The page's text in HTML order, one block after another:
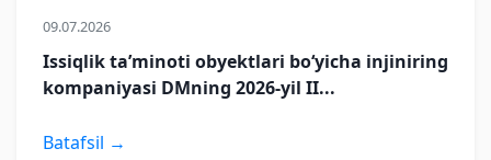
09.07.2026
Issiqlik taʼminoti obyektlari boʻyicha injiniring
kompaniyasi DMning 2026-yil II...
Batafsil →